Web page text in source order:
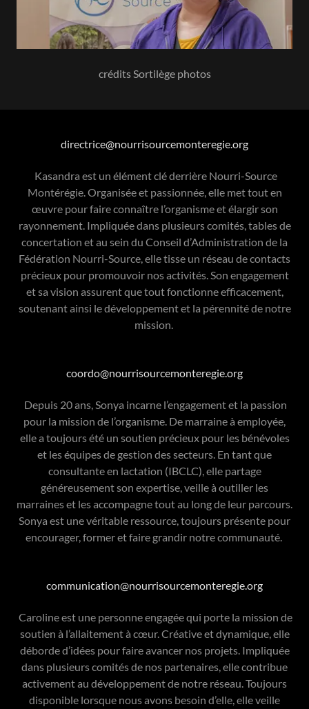
crédits Sortilège photos
directrice@nourrisourcemonteregie.org
Kasandra est un élément clé derrière Nourri-Source
Montérégie. Organisée et passionnée, elle met tout en
œuvre pour faire connaître l’organisme et élargir son
rayonnement. Impliquée dans plusieurs comités, tables de
concertation et au sein du Conseil d’Administration de la
Fédération Nourri-Source, elle tisse un réseau de contacts
précieux pour promouvoir nos activités. Son engagement
et sa vision assurent que tout fonctionne efficacement,
soutenant ainsi le développement et la pérennité de notre
mission.
coordo@nourrisourcemonteregie.org
Depuis 20 ans, Sonya incarne l’engagement et la passion
pour la mission de l’organisme. De marraine à employée,
elle a toujours été un soutien précieux pour les bénévoles
et les équipes de gestion des secteurs. En tant que
consultante en lactation (IBCLC), elle partage
généreusement son expertise, veille à outiller les
marraines et les accompagne tout au long de leur parcours.
Sonya est une véritable ressource, toujours présente pour
encourager, former et faire grandir notre communauté.
communication@nourrisourcemonteregie.org
Caroline est une personne engagée qui porte la mission de
soutien à l’allaitement à cœur. Créative et dynamique, elle
déborde d’idées pour faire avancer nos projets. Impliquée
dans plusieurs comités de nos partenaires, elle contribue
activement au développement de notre réseau. Toujours
disponible lorsque nous avons besoin d’elle, elle veille